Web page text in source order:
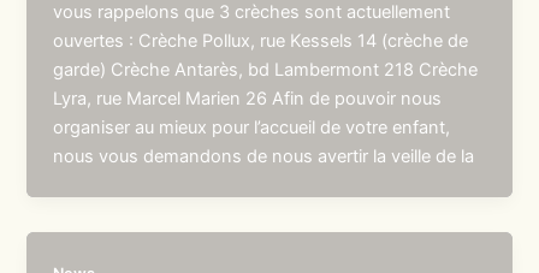
vous rappelons que 3 crèches sont actuellement
ouvertes : Crèche Pollux, rue Kessels 14 (crèche de
garde) Crèche Antarès, bd Lambermont 218 Crèche
Lyra, rue Marcel Marien 26 Afin de pouvoir nous
organiser au mieux pour l’accueil de votre enfant,
nous vous demandons de nous avertir la veille de la